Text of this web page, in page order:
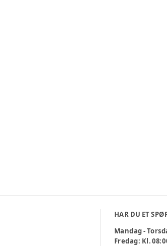
HAR DU ET
Mandag -
Fredag: Kl.